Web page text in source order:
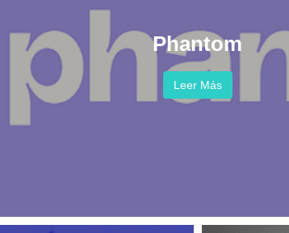
Phantom
Leer Más